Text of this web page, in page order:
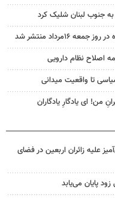
منتشر شد
اصلاح نظام دارویی
تا واقعیت میدانی
من! ای یادگارِ یادگاران
علیه زائران اربعین در فضای
پایان می‌یابد